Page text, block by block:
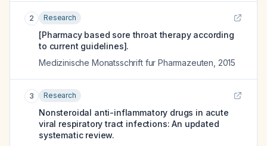
2 Research
[Pharmacy based sore throat therapy according
to current guidelines].
Medizinische Monatsschrift fur Pharmazeuten 2015
3 Research
Nonsteroidal anti-inflammatory drugs in acute
viral respiratory tract infections: An updated
systematic review.